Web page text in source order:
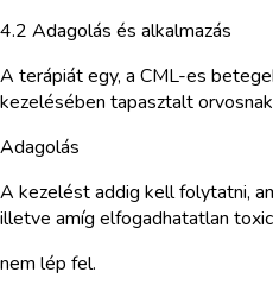
4.2 Adagolás és alkalmazás
A terápiát egy, a CML-es
kezelésében tapasztalt
Adagolás
A kezelést addig kell folytatni,
illetve amíg elfogadhatatlan
nem lép fel.